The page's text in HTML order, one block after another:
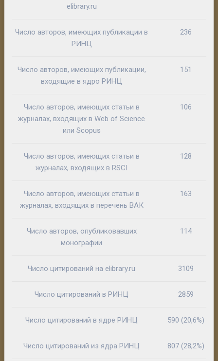
elibrary.ru
Число авторов, имеющих публикации в
РИНЦ
236
Число авторов, имеющих публикации,
входящие в ядро РИНЦ
151
Число авторов, имеющих статьи в
журналах, входящих в Web of Science
или Scopus
106
Число авторов, имеющих статьи в
журналах, входящих в RSCI
128
Число авторов, имеющих статьи в
журналах, входящих в перечень ВАК
163
Число авторов, опубликовавших
монографии
114
Число цитирований на elibrary.ru 3109
Число цитирований в РИНЦ 2859
Число цитирований в ядре РИНЦ 590 (20,6%)
Число цитирований из ядра РИНЦ 807 (28,2%)